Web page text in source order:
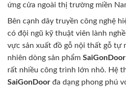
ứng cửa ngoài thị trường miền
Bên cạnh dây truyền công nghệ
có đội ngũ kỹ thuật viên lành
vực sản xuất đồ gỗ nội thất gỗ tự
nhiên dòng sản phẩm SaiGonDoor
rất nhiều công trình lớn nhỏ. Hệ
SaiGonDoor đa dạng phong phú